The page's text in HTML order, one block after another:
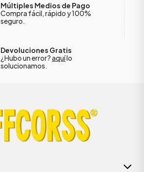
Múltiples Medios de Pago
Compra fácil, rápido y 100%
seguro.
Devoluciones Gratis
¿Hubo un error?aquílo
solucionamos.